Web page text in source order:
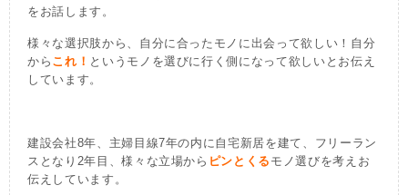
をお話します。
様々な選択肢から、自分に合ったモノに出会って欲しい！自分
から これ ！ というモノを選びに行く側になって欲しいとお伝え
しています。
建設会社8年、主婦目線7年の内に自宅新居を建て、フリーラン
スとなり2年目、様々な立場から ピンとくる モノ選びを考えお
伝えしています。